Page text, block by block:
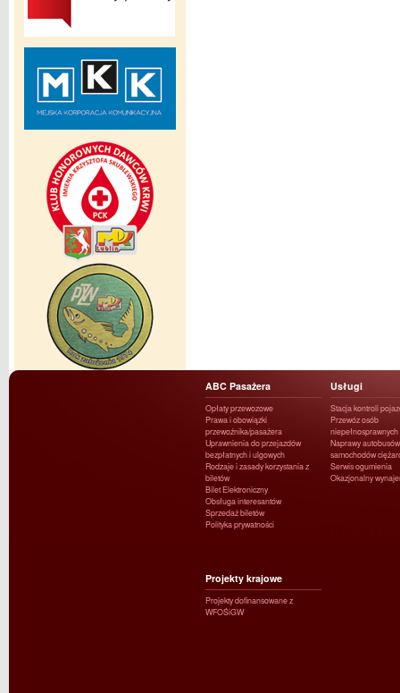
ABC Pasażera
Opłaty przewozowe
Prawa i obowiązki
przewoźnika/pasażera
Uprawnienia do przejazdów
bezpłatnych i ulgowych
Rodzaje i zasady korzystania z
biletów
Bilet Elektroniczny
Obsługa interesantów
Sprzedaż biletów
Polityka prywatności
Usługi
Stacja kontroli
Przewóz osób
niepełnosprawnych
Naprawy
samochodów
Serwis ogumienia
Okazjonalny
Projekty krajowe
Projekty dofinansowane z
WFOŚiGW